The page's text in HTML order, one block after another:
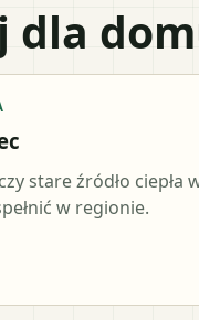
dla
stare źródło ciepła
w regionie.